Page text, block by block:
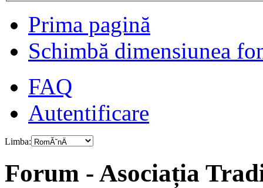
Prima pagină
Schimbă dimensiunea
FAQ
Autentificare
Limba:
Forum - Asociația